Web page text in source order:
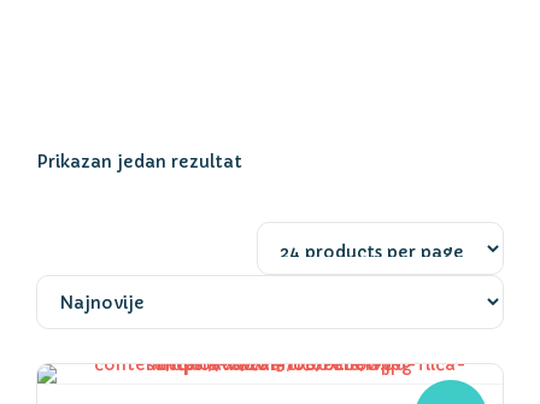
Prikazan jedan rezultat